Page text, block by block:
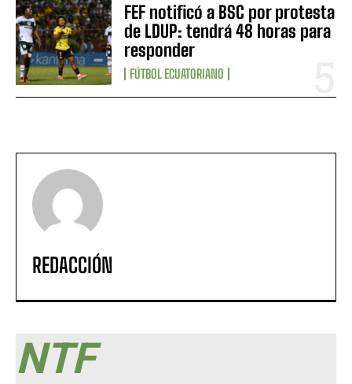
FEF notificó a BSC por protesta
de LDUP: tendrá 48 horas para
responder
FÚTBOL ECUATORIANO
REDACCIÓN
NTF